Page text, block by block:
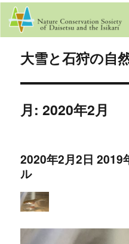
大雪と石狩の自
月:2020年2月
2020年2月2日 2019
ル